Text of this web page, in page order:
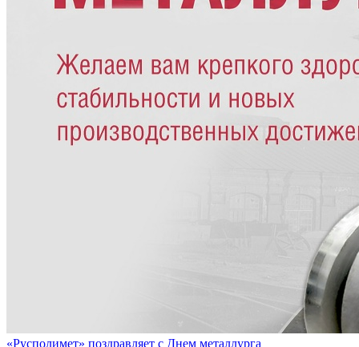
«Русполимет» поздравляет с Днем металлурга